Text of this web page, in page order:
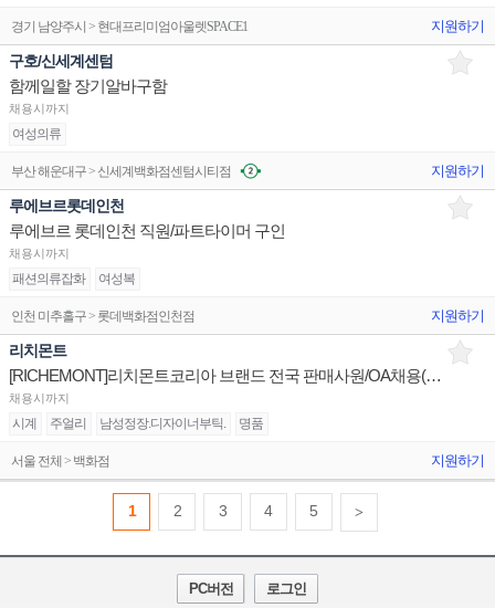
경기 남양주시 > 현대프리미엄아울렛SPACE1 지원하기
구호/신세계센텀
함께일할 장기알바구함
채용시까지
여성의류
부산 해운대구 > 신세계백화점센텀시티점 지원하기
루에브르롯데인천
루에브르 롯데인천 직원/파트타이머 구인
채용시까지
패션의류잡화 여성복
인천 미추홀구 > 롯데백화점인천점 지원하기
리치몬트
[RICHEMONT]리치몬트코리아 브랜드 전국 판매사원/OA채용(까르띠에,반클리프,알라이아,끌로에,델보 등)
채용시까지
시계 주얼리 남성정장.디자이너부틱. 명품
서울 전체 > 백화점 지원하기
1 2 3 4 5 >
PC버전 로그인